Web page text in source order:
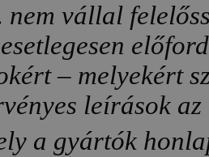
nem vállal
– melyekért
leírások
a gyártók